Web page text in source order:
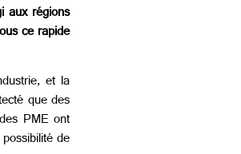
aux régions
ce rapide
et la
que des
PME ont
de